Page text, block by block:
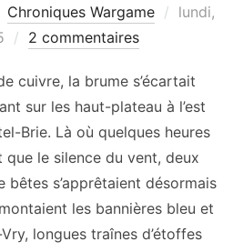
Chroniques Wargame
Publié
lundi,
2 commentaires
cuivre, la brume s’écartait
sur les haut-plateau à l’est
Brie. Là où quelques heures
le silence du vent, deux
bêtes s’apprêtaient désormais
les bannières bleu et
longues traînes d’étoffes